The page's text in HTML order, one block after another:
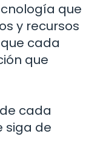
que
y recursos
cada
que
cada
siga de